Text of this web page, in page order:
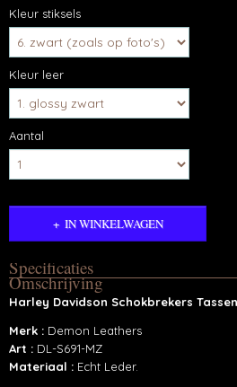
Kleur stiksels
Kleur leer
Aantal
IN WINKELWAGEN
Specificaties
Productcode
Dyna tassen-6540
Omschrijving
Harley Davidson Schokbrekers
Merk : Demon Leathers
Art : DL-S691-MZ
Materiaal : Echt Leder.